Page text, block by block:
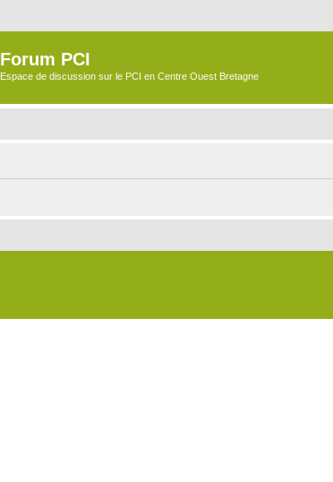
Forum PCI
Espace de discussion sur le PCI en Centre Ouest Bretagne